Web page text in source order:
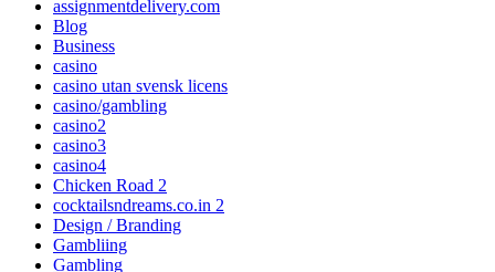
assignmentdelivery.com
Blog
Business
casino
casino utan svensk licens
casino/gambling
casino2
casino3
casino4
Chicken Road 2
cocktailsndreams.co.in 2
Design / Branding
Gambliing
Gambling